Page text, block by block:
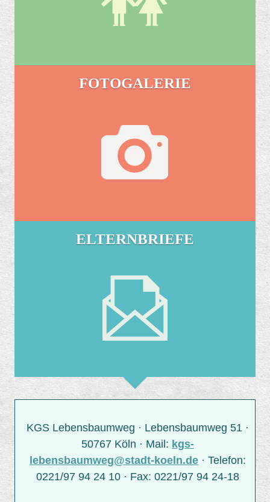
FOTOGALERIE
ELTERNBRIEFE
KGS Lebensbaumweg · Lebensbaumweg 51 ·
50767 Köln · Mail: kgs-
lebensbaumweg@stadt-koeln.de· Telefon:
0221/97 94 24 10 · Fax: 0221/97 94 24-18